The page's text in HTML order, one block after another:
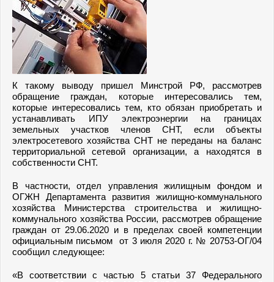
К такому выводу пришел Минстрой РФ, рассмотрев
обращение граждан, которые интересовались тем,
которые интересовались тем, кто обязан приобретать и
устанавливать ИПУ электроэнергии на границах
земельных участков членов СНТ, если объекты
электросетевого хозяйства СНТ не переданы на баланс
территориальной сетевой организации, а находятся в
собственности СНТ.
В частности, отдел управления жилищным фондом и
ОГЖН Департамента развития жилищно-коммунального
хозяйства Министерства строительства и жилищно-
коммунального хозяйства России, рассмотрев обращение
граждан от 29.06.2020 и в пределах своей компетенции
официальным письмом от 3 июля 2020 г. № 20753-ОГ/04
сообщил следующее:
«В соответствии с частью 5 статьи 37 Федерального